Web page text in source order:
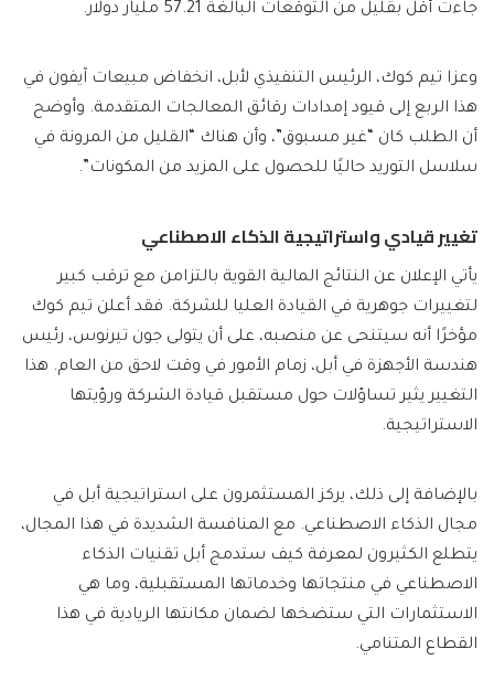
جاءت أقل بقليل من التوقعات البالغة 57.21 مليار دولار.
وعزا تيم كوك، الرئيس التنفيذي لأبل، انخفاض مبيعات آيفون في
هذا الربع إلى قيود إمدادات رقائق المعالجات المتقدمة. وأوضح
أن الطلب كان “غير مسبوق”، وأن هناك “القليل من المرونة في
سلاسل التوريد حاليًا للحصول على المزيد من المكونات”.
تغيير قيادي واستراتيجية الذكاء الاصطناعي
يأتي الإعلان عن النتائج المالية القوية بالتزامن مع ترقب كبير
لتغييرات جوهرية في القيادة العليا للشركة. فقد أعلن تيم كوك
مؤخرًا أنه سيتنحى عن منصبه، على أن يتولى جون تيرنوس، رئيس
هندسة الأجهزة في أبل، زمام الأمور في وقت لاحق من العام. هذا
التغيير يثير تساؤلات حول مستقبل قيادة الشركة ورؤيتها
الاستراتيجية.
بالإضافة إلى ذلك، يركز المستثمرون على استراتيجية أبل في
مجال الذكاء الاصطناعي. مع المنافسة الشديدة في هذا المجال،
يتطلع الكثيرون لمعرفة كيف ستدمج أبل تقنيات الذكاء
الاصطناعي في منتجاتها وخدماتها المستقبلية، وما هي
الاستثمارات التي ستضخها لضمان مكانتها الريادية في هذا
القطاع المتنامي.